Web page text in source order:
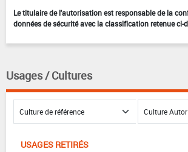
Le titulaire de l'autorisation est responsable de la
données de sécurité avec la classification retenue ci-
Usages / Cultures
USAGES RETIRÉS